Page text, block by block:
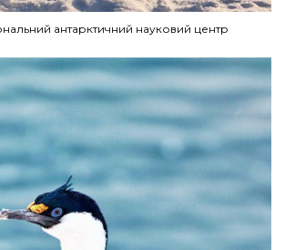
антарктичний науковий центр